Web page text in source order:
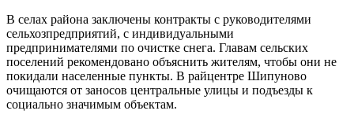
В селах района заключены контракты с руководителями
сельхозпредприятий, с индивидуальными
предпринимателями по очистке снега. Главам сельских
поселений рекомендовано объяснить жителям, чтобы они не
покидали населенные пункты. В райцентре Шипуново
очищаются от заносов центральные улицы и подъезды к
социально значимым объектам.